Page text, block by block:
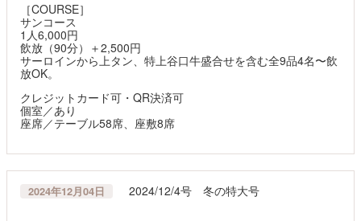
［COURSE］
サンコース
1人6,000円
飲放（90分）＋2,500円
サーロインから上タン、特上谷口牛盛合せを含む全9品4名〜飲
放OK。
クレジットカード可・QR決済可
個室／あり
座席／テーブル58席、座敷8席
2024年12月04日 2024/12/4号 冬の特大号